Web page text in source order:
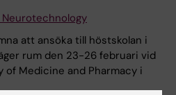
att ansöka till höstskolan i
rum den 23-26 februari vid
of Medicine and Pharmacy i